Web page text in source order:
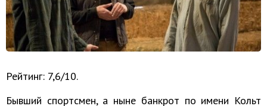
Рейтинг: 7,6/10.
Бывший спортсмен, а ныне банкрот по имени Кольт